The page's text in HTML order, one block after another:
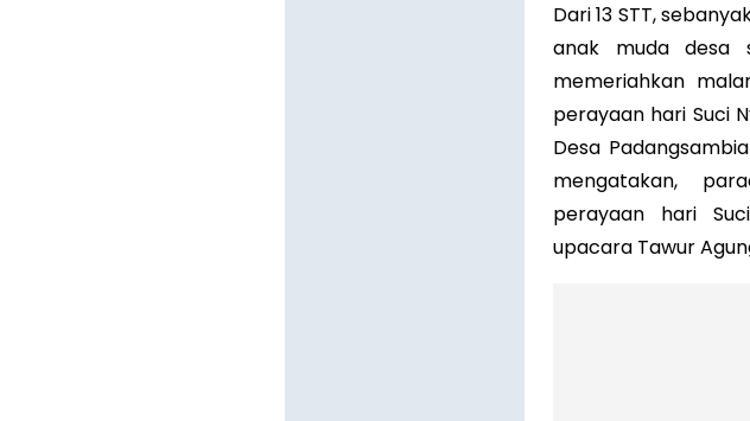
Dari 13 STT,
anak muda desa
memeriahkan
perayaan hari Suci
Desa
mengatakan,
perayaan hari
upacara Tawur